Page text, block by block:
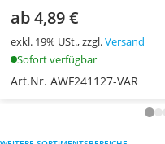
ab 4,89 €
exkl. 19% USt., zzgl.Versand
Sofort verfügbar
Art.Nr. AWF241127-VAR